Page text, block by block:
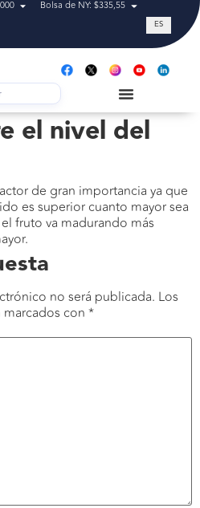
Bolsa de NY: $335,55 Tasa de
ES
el nivel del
de gran importancia ya que
es superior cuanto mayor sea
fruto va madurando más
no será publicada. Los
con *